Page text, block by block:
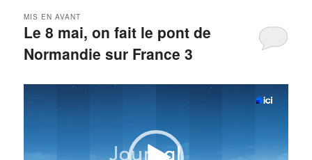
Le 8 mai, on fait le pont de
Normandie sur France 3
MIS EN AVANT